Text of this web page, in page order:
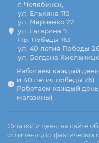
г. Челябинск,
ул. Елькина 110
ул. Марченко 22
ул. Гагарина 9
Пр. Победы 163
ул. 40 летия Победы 26
ул. Богдана
Работаем каждый
и 40 летия победы 26)
Работаем каждый день
магазины)
Остатки и цены на сайте
отличается от